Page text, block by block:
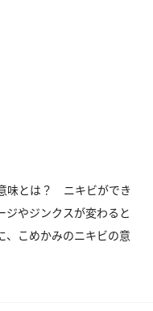
味とは？ ニキビができ
ジやジンクスが変わると
、こめかみのニキビの意